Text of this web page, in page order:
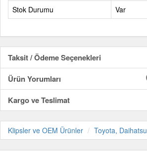
Stok Durumu
Var
Taksit / Ödeme Seçenekleri
Ürün Yorumları
Kargo ve Teslimat
Klipsler ve OEM Ürünler Toyota, Daihatsu